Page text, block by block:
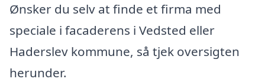
Ønsker du selv at finde et firma med
speciale i facaderens i Vedsted eller
Haderslev kommune, så tjek oversigten
herunder.